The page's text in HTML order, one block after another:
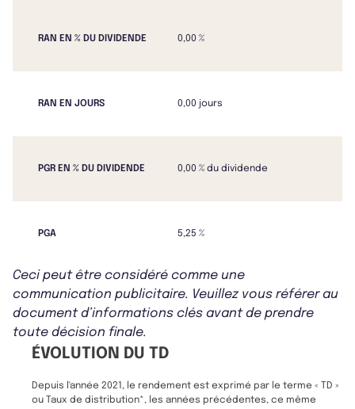
RAN EN % DU DIVIDENDE 0,00 %
RAN EN JOURS 0,00 jours
PGR EN % DU DIVIDENDE 0,00 % du dividende
PGA 5,25 %
Ceci peut être considéré comme une
communication publicitaire. Veuillez vous référer au
document d’informations clés avant de prendre
toute décision finale.
ÉVOLUTION DU TD
Depuis l'année 2021, le rendement est exprimé par le terme « TD »
ou Taux de distribution*, les années précédentes, ce même